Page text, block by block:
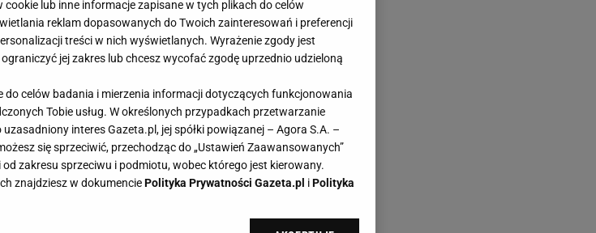
lub inne informacje zapisane w tych plikach do celów
reklam dopasowanych do Twoich zainteresowań i preferencji
treści w nich wyświetlanych. Wyrażenie zgody jest
jej zakres lub chcesz wycofać zgodę uprzednio udzieloną
celów badania i mierzenia informacji dotyczących funkcjonowania
Tobie usług. W określonych przypadkach przetwarzanie
interes Gazeta.pl, jej spółki powiązanej – Agora S.A. –
się sprzeciwić, przechodząc do „Ustawień Zaawansowanych”
zakresu sprzeciwu i podmiotu, wobec którego jest kierowany.
znajdziesz w dokumenciePolityka Prywatności Gazeta.pl iPolityka